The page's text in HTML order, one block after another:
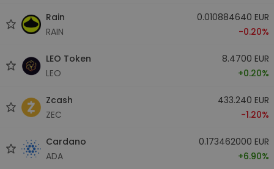
Rain
RAIN
0.010884640 EUR
-0.20%
LEO Token
LEO
8.4700 EUR
+0.20%
Zcash
ZEC
433.240 EUR
-1.20%
Cardano
ADA
0.173462000 EUR
+6.90%